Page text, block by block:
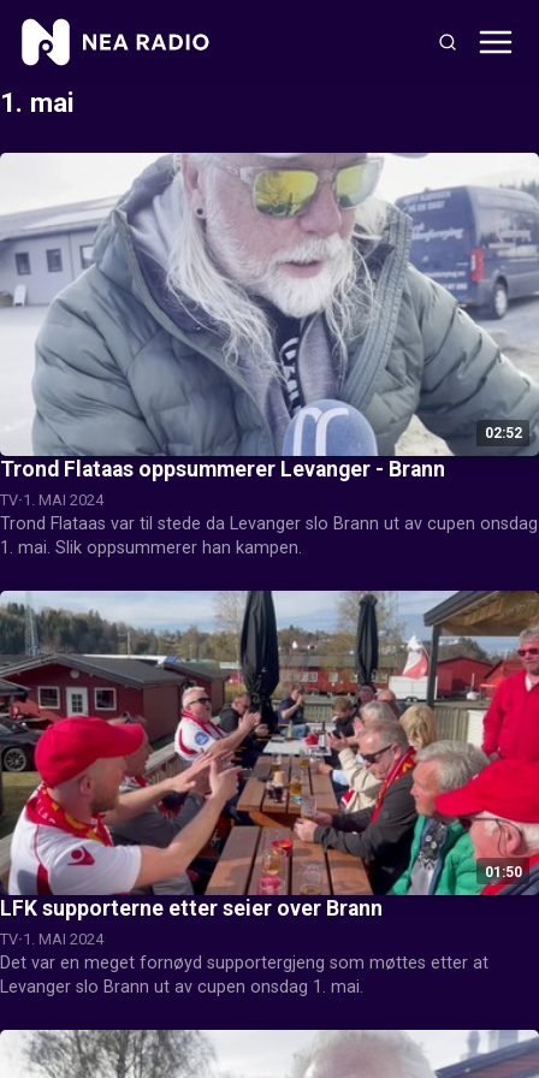
1. mai
02:52
Trond Flataas oppsummerer Levanger - Brann
TV 1. MAI 2024
Trond Flataas var til stede da Levanger slo Brann ut av cupen onsdag
1. mai. Slik oppsummerer han kampen.
01:50
LFK supporterne etter seier over Brann
TV 1. MAI 2024
Det var en meget fornøyd supportergjeng som møttes etter at
Levanger slo Brann ut av cupen onsdag 1. mai.